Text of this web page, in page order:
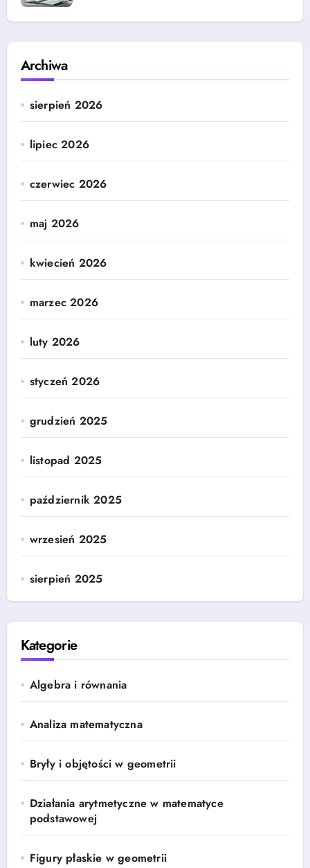
Archiwa
sierpień 2026
lipiec 2026
czerwiec 2026
maj 2026
kwiecień 2026
marzec 2026
luty 2026
styczeń 2026
grudzień 2025
listopad 2025
październik 2025
wrzesień 2025
sierpień 2025
Kategorie
Algebra i równania
Analiza matematyczna
Bryły i objętości w geometrii
Działania arytmetyczne w matematyce
podstawowej
Figury płaskie w geometrii